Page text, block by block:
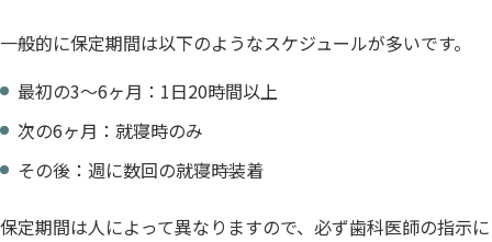
一般的に保定期間は以下のようなスケジュールが多いです。
最初の3〜6ヶ月：1日20時間以上
次の6ヶ月：就寝時のみ
その後：週に数回の就寝時装着
保定期間は人によって異なりますので、必ず歯科医師の指示に